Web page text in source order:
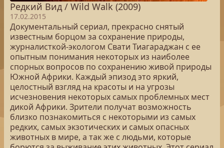
Редкий Вид / Wild Walk (2009)
17.02.2015
Документальный сериал, прекрасно снятый
известным борцом за сохранение природы,
журналисткой-экологом Свати Тиагараджан с ее
опытным понимания некоторых из наиболее
спорных вопросов по сохранению живой природы
Южной Африки. Каждый эпизод это яркий,
целостный взгляд на красоты и на угрозы
исчезновения некоторых самых проблемных мест
дикой Африки. Зрители получат возможность
близко познакомиться с некоторыми из самых
редких, самых экзотических и самых опасных
животных в мире, а так же с людьми, которые